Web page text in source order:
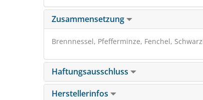
Zusammensetzung
Brennnessel, Pfefferminze, Fenchel,
Haftungsausschluss
Herstellerinfos